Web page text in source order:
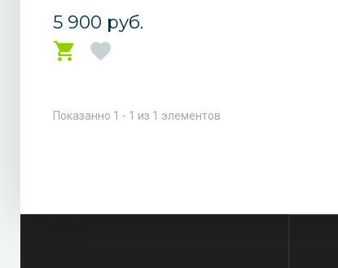
5 900 руб.
Показанно 1 - 1 из 1 элементов